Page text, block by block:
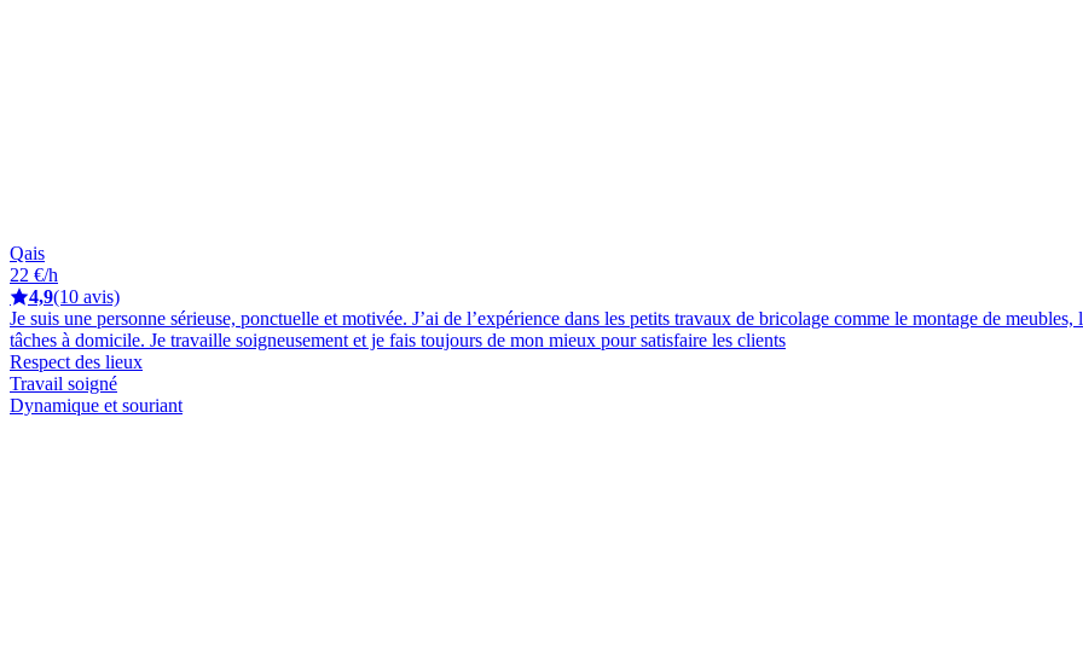
Qais
22 €/h
4,9(10 avis)
Je suis une personne sérieuse, ponctuelle et motivée. J’ai de l’expérience dans les petits travaux de bricolage comme le montage de
tâches à domicile. Je travaille soigneusement et je fais toujours de mon mieux pour satisfaire les clients
Respect des lieux
Travail soigné
Dynamique et souriant